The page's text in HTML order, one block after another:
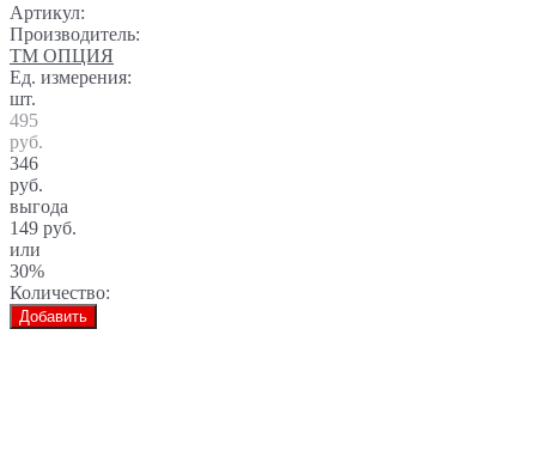
Артикул:
Производитель:
ТМ ОПЦИЯ
Ед. измерения:
шт.
495
руб.
346
руб.
выгода
149 руб.
или
30%
Количество:
Добавить